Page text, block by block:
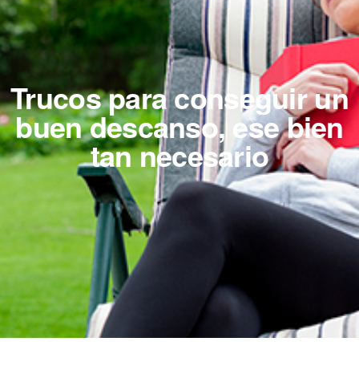
Trucos para conseguir un
buen descanso, ese bien
tan necesario